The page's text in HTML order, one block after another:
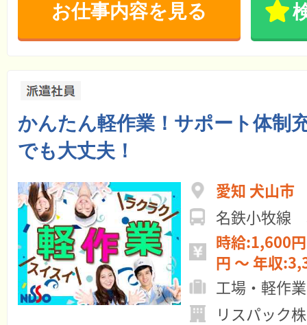
お仕事内容を見る
かんたん軽作業！サポート体制
でも大丈夫！
愛知 犬山市
名鉄小牧線
時給:1,600円 ～ 月給
円 ～ 年
工場・軽作業
リスパック